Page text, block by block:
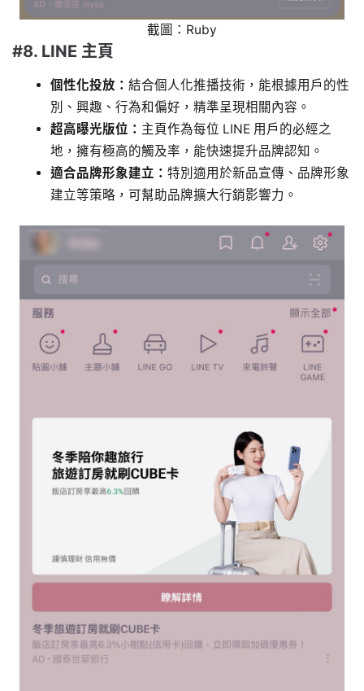
截圖：Ruby
#8. LINE 主頁
個性化投放： 結合個人化推播技術，能根據用戶的性
別、興趣、行為和偏好，精準呈現相關內容。
超高曝光版位： 主頁作為每位 LINE 用戶的必經之
地，擁有極高的觸及率，能快速提升品牌認知。
適合品牌形象建立： 特別適用於新品宣傳、品牌形象
建立等策略，可幫助品牌擴大行銷影響力。